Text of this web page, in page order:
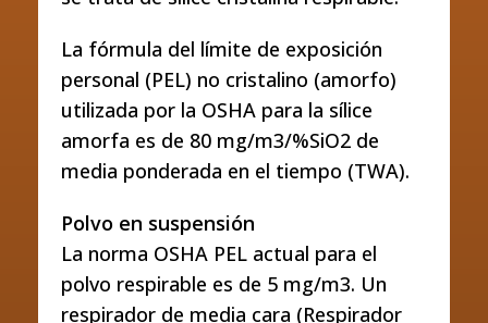
La fórmula del límite de exposición
personal (PEL) no cristalino (amorfo)
utilizada por la OSHA para la sílice
amorfa es de 80 mg/m3/%SiO2 de
media ponderada en el tiempo (TWA).
Polvo en suspensión
La norma OSHA PEL actual para el
polvo respirable es de 5 mg/m3. Un
respirador de media cara (Respirador